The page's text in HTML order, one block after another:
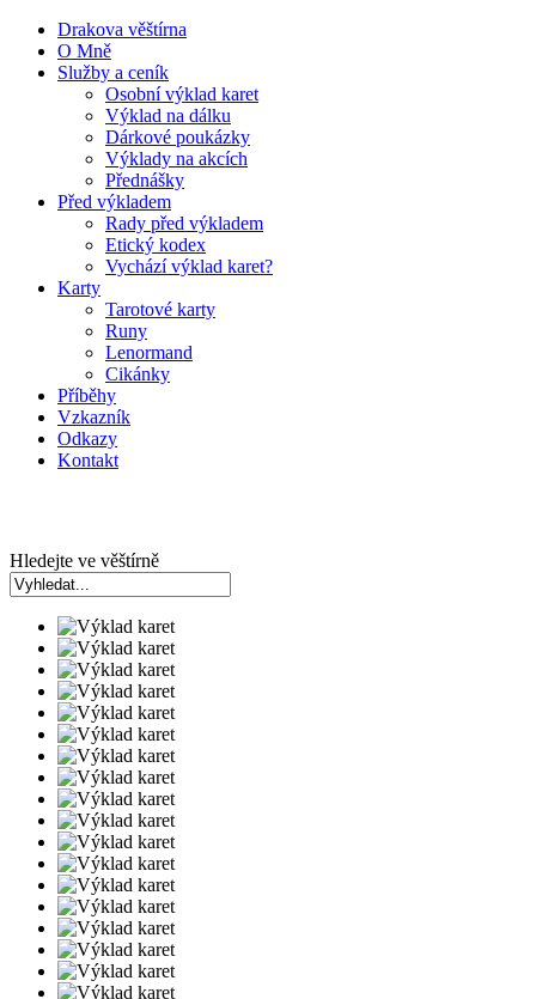
Drakova věštírna
O Mně
Služby a ceník
Osobní výklad karet
Výklad na dálku
Dárkové poukázky
Výklady na akcích
Přednášky
Před výkladem
Rady před výkladem
Etický kodex
Vychází výklad karet?
Karty
Tarotové karty
Runy
Lenormand
Cikánky
Příběhy
Vzkazník
Odkazy
Kontakt
Hledejte ve věštírně